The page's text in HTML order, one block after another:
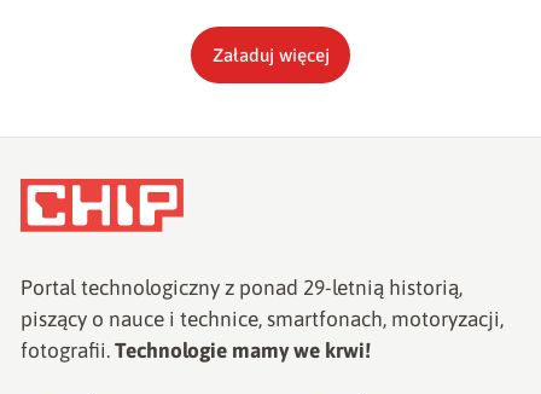
Załaduj więcej
Portal technologiczny z ponad 29-letnią historią,
piszący o nauce i technice, smartfonach, motoryzacji,
fotografii. Technologie mamy we krwi!